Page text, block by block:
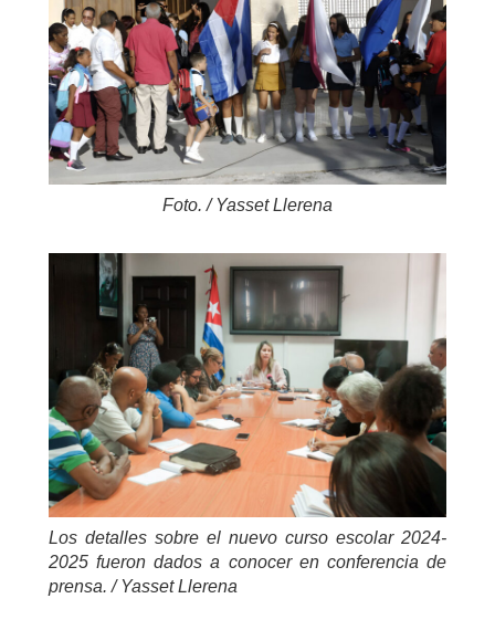
Foto. / Yasset Llerena
Los detalles sobre el nuevo curso escolar 2024-
2025 fueron dados a conocer en conferencia de
prensa. / Yasset Llerena